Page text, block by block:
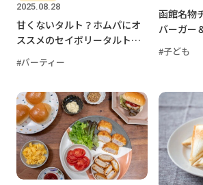
2025.08.28
甘くないタルト？ホムパにオ
ススメのセイボリータルトっ
パーティー
函館名物
バーガー
子ども